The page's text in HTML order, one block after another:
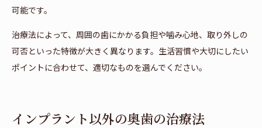
可能です。
治療法によって、周囲の歯にかかる負担や噛み心地、取り外しの
可否といった特徴が大きく異なります。生活習慣や大切にしたい
ポイントに合わせて、適切なものを選んでください。
インプラント以外の奥歯の治療法